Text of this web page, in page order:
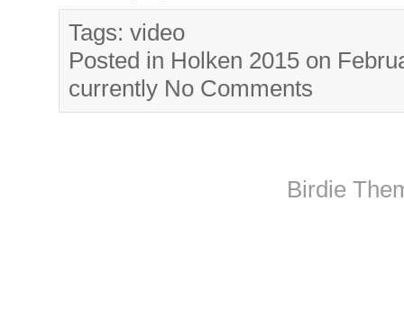
Tags: video
Posted in Holken 2015 on
currently No Comments
Birdie